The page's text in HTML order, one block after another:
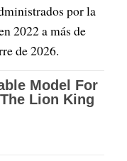
por la
2022 a más de
de 2026.